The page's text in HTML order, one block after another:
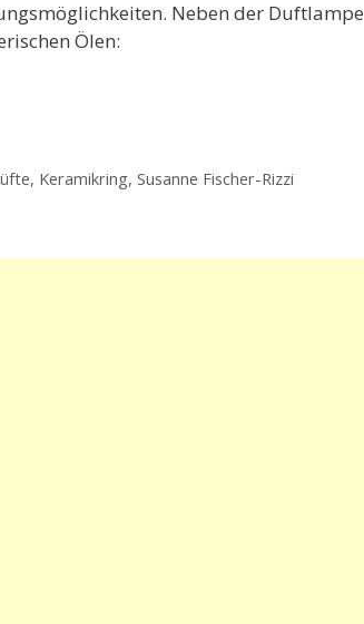
Neben der Duftlampe
n Ölen:
, Keramikring, Susanne Fischer-Rizzi